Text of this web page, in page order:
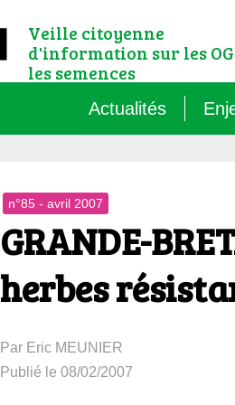
Veille citoyenne
d'information sur les
les semences
Actualités
Le
n°85 - avril 2007
GRANDE-
herbes
Par Eric MEUNIER
Publié le 08/02/2007